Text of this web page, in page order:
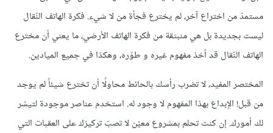
مستمدّ من اختراع آخر، لم يخترع فجأة من لا شيء. فكرة الهاتف النّقال
ليست بجديدة بل هي منبثقة من فكرة الهاتف الأرضي، ما يعني أن مخترع
الهاتف النّقال قد أخذ مفهوم غيره و طوّره، وهكذا في جميع الميادين.
المختصر المفيد، لا تضرب رأسك بالحائط محاولًا أن تخترع شيئاً لم يوجد
من قبل! الإبداع بهذا المفهوم لا وجود له. استخدم عناصر موجودة لتيسّر
لك أمورك. إن كنت تحلم بمشروع معيّن لا تصبّ تركيزك على العقبات التي